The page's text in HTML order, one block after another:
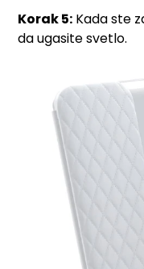
Korak 5:Kada ste
da ugasite svetlo.